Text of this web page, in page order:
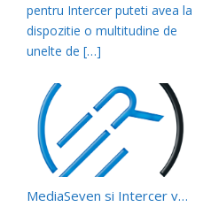
pentru Intercer puteti avea la
dispozitie o multitudine de
unelte de […]
MediaSeven si Intercer va ofera informatii despre evenimente si biserici care transmit live